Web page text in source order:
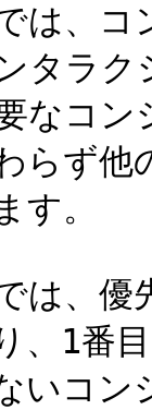
は、
タラ
なコ
らず
す。
は、
、1番
いコ